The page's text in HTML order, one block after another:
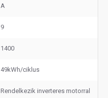
A
9
1400
49kWh/ciklus
Rendelkezik inverteres motorral